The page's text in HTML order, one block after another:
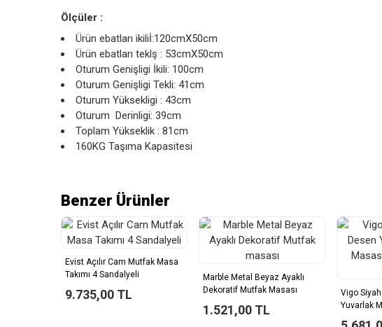
Ölçüler :
Ürün ebatları ikiliİ:120cmX50cm
Ürün ebatları teklş : 53cmX50cm
Oturum Genişligi İkili: 100cm
Oturum Genişligi Tekli: 41cm
Oturum Yüksekligi : 43cm
Oturum Derinligi: 39cm
Toplam Yükseklik : 81cm
160KG Taşıma Kapasitesi
Benzer Ürünler
Evist Açılır Cam Mutfak Masa
Takımı 4 Sandalyeli
9.735,00 TL
Marble Metal Beyaz Ayaklı
Dekoratif Mutfak Masası
1.521,00 TL
Vigo
Yuvarlak